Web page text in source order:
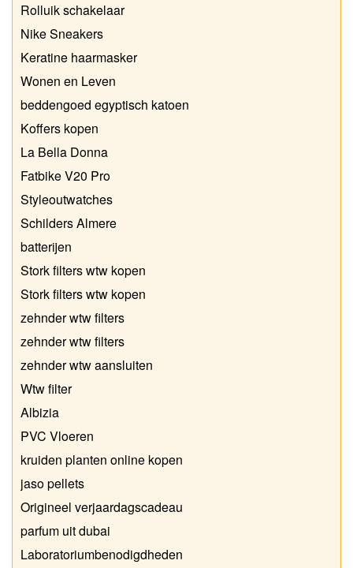
Rolluik schakelaar
Nike Sneakers
Keratine haarmasker
Wonen en Leven
beddengoed egyptisch katoen
Koffers kopen
La Bella Donna
Fatbike V20 Pro
Styleoutwatches
Schilders Almere
batterijen
Stork filters wtw kopen
Stork filters wtw kopen
zehnder wtw filters
zehnder wtw filters
zehnder wtw aansluiten
Wtw filter
Albizia
PVC Vloeren
kruiden planten online kopen
jaso pellets
Origineel verjaardagscadeau
parfum uit dubai
Laboratoriumbenodigdheden